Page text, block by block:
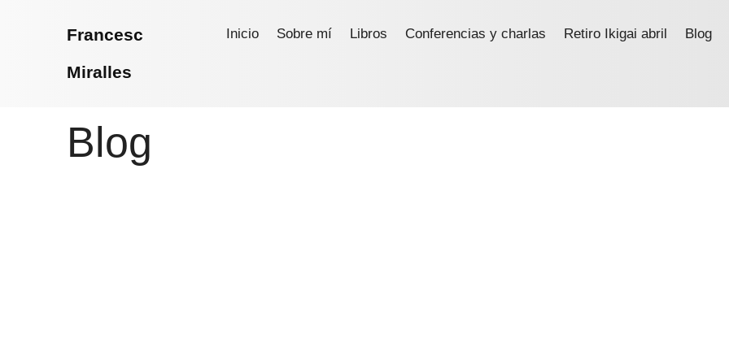
Francesc
Miralles
Inicio Sobre mí Libros Conferencias y charlas Retiro Ikigai abril Blog
Blog